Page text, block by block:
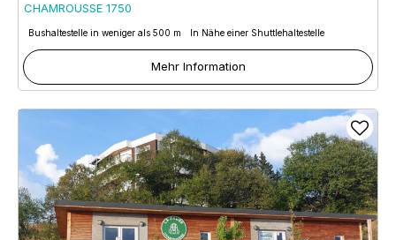
CHAMROUSSE 1750
Bushaltestelle in weniger als 500 m In Nähe einer Shuttlehaltestelle
Mehr Information